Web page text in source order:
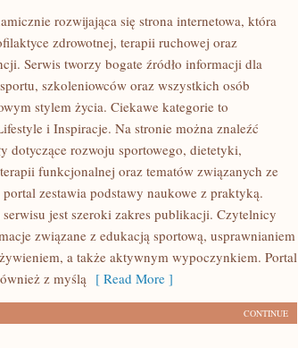
rozwijająca się strona internetowa, która
zdrowotnej, terapii ruchowej oraz
Serwis tworzy bogate źródło informacji dla
szkoleniowców oraz wszystkich osób
stylem życia. Ciekawe kategorie to
i Inspiracje. Na stronie można znaleźć
dotyczące rozwoju sportowego, dietetyki,
funkcjonalnej oraz tematów związanych ze
zestawia podstawy naukowe z praktyką.
jest szeroki zakres publikacji. Czytelnicy
związane z edukacją sportową, usprawnianiem
a także aktywnym wypoczynkiem. Portal
z myślą [ Read More ]
CONTINUE